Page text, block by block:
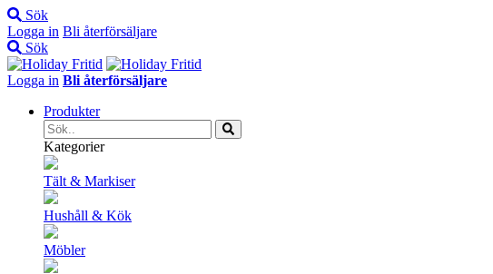
Sök
Logga in Bli återförsäljare
Sök
Logga in Bli återförsäljare
Produkter
Kategorier
Tält & Markiser
Hushåll & Kök
Möbler